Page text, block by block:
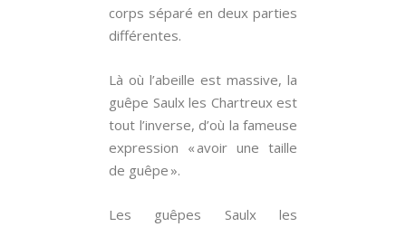
corps séparé en deux parties
différentes.
Là où l’abeille est massive, la
guêpe Saulx les Chartreux est
tout l’inverse, d’où la fameuse
expression « avoir une taille
de guêpe ».
Les guêpes Saulx les